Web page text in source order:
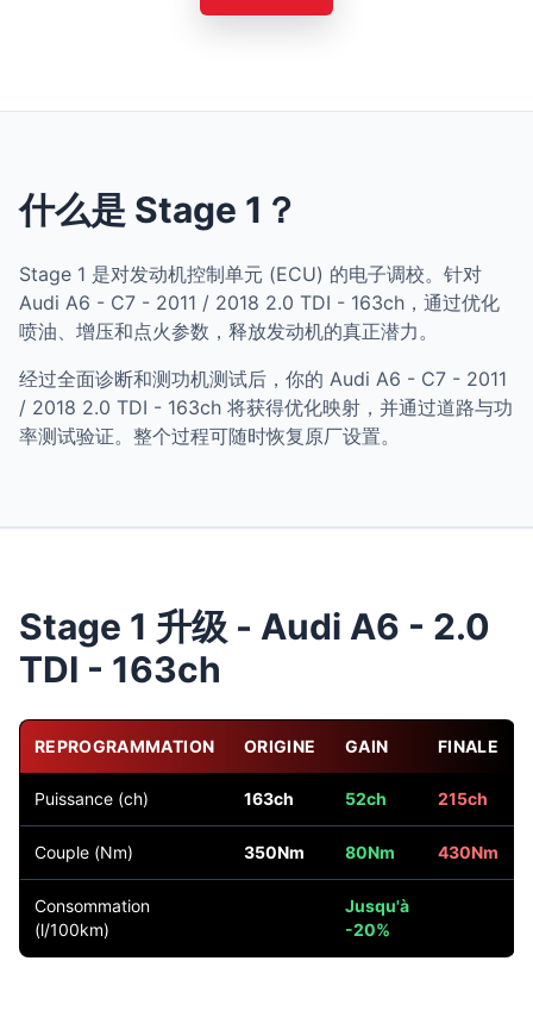
什么是 Stage 1？
Stage 1 是对发动机控制单元 (ECU) 的电子调校。针对
Audi A6 - C7 - 2011 / 2018 2.0 TDI - 163ch，通过优化
喷油、增压和点火参数，释放发动机的真正潜力。
经过全面诊断和测功机测试后，你的 Audi A6 - C7 - 2011
/ 2018 2.0 TDI - 163ch 将获得优化映射，并通过道路与功
率测试验证。整个过程可随时恢复原厂设置。
Stage 1 升级 - Audi A6 - 2.0
TDI - 163ch
REPROGRAMMATION ORIGINE GAIN FINALE
Puissance (ch) 163ch 52ch 215ch
Couple (Nm) 350Nm 80Nm 430Nm
Consommation
(l/100km)
Jusqu'à
-20%